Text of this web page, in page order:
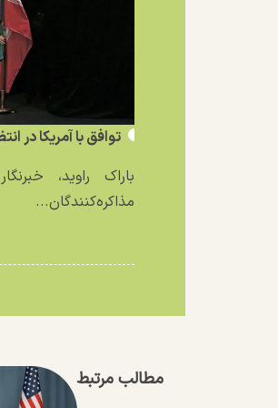
توافق با آمریکا در
باراک راوید،
مذاکره‌کنندگان...
مطالب مرتبط